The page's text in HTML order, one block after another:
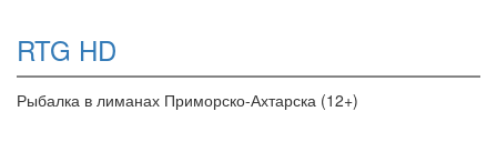
RTG HD
Рыбалка в лиманах Приморско-Ахтарска (12+)